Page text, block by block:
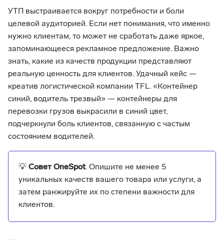
УТП выстраивается вокруг потребности и боли
целевой аудиторией. Если нет понимания, что именно
нужно клиентам, то может не сработать даже яркое,
запоминающееся рекламное предложение. Важно
знать, какие из качеств продукции представляют
реальную ценность для клиентов. Удачный кейс —
креатив логистической компании TFL. «Контейнер
синий, водитель трезвый» — контейнеры для
перевозки грузов выкрасили в синий цвет,
подчеркнули боль клиентов, связанную с частым
состоянием водителей.
💡 Совет OneSpot. Опишите не менее 5
уникальных качеств вашего товара или услуги, а
затем ранжируйте их по степени важности для
клиентов.